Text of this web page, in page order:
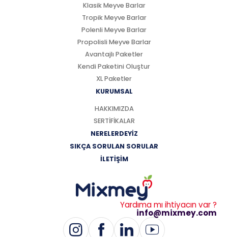
Klasik Meyve Barlar
Tropik Meyve Barlar
Polenli Meyve Barlar
Propolisli Meyve Barlar
Avantajlı Paketler
Kendi Paketini Oluştur
XL Paketler
KURUMSAL
HAKKIMIZDA
SERTİFİKALAR
NERELERDEYİZ
SIKÇA SORULAN SORULAR
İLETİŞİM
Yardıma mı ihtiyacın var ?
info@mixmey.com